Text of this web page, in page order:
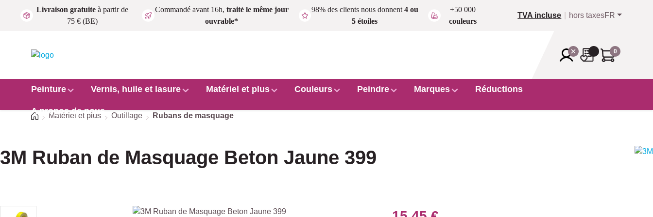
Passer au contenu principal
Livraison gratuite à partir de
75 € (BE)
Commandé avant 16h, traité le même jour
ouvrable*
98% des clients nous donnent 4 ou
5 étoiles
+50 000
couleurs
TVA incluse hors taxesFR
0
Peinture Vernis, huile et lasure Matériel et plus Couleurs Peindre Marques Réductions
A propos de nous
Accueil
Matériel et plus Outillage Rubans de masquage
3M Ruban de Masquage Beton Jaune 399
Ignorer la galerie d'images